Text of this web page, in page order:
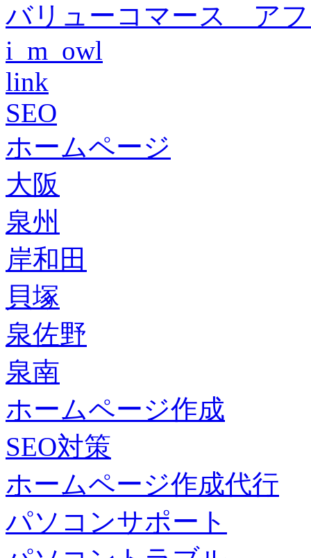
バリューコマース ア
i_m_owl
link
SEO
ホームページ
大阪
泉州
岸和田
貝塚
泉佐野
泉南
ホームページ作成
SEO対策
ホームページ作成代行
パソコンサポート